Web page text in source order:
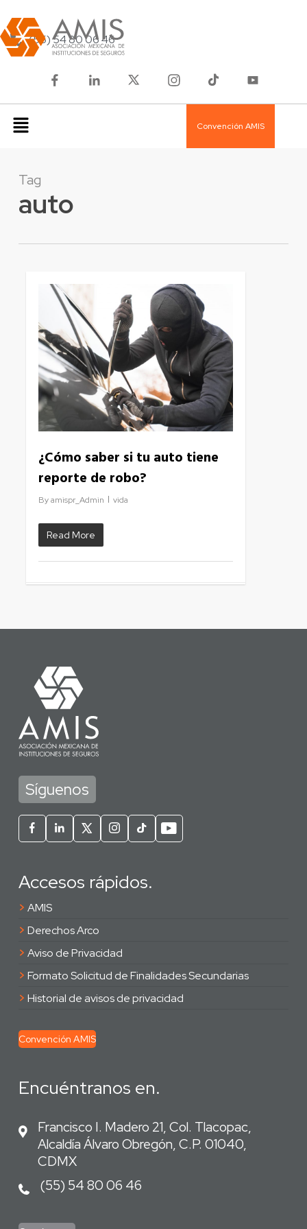
(55) 54 80 06 46
Convención AMIS
Tag
auto
¿Cómo saber si tu auto tiene
reporte de robo?
By amispr_Admin vida
Read More
Síguenos
Accesos rápidos.
> AMIS
> Derechos Arco
> Aviso de Privacidad
> Formato Solicitud de Finalidades Secundarias
> Historial de avisos de privacidad
Convención AMIS
Encuéntranos en.
Francisco I. Madero 21, Col. Tlacopac,
Alcaldía Álvaro Obregón, C.P. 01040,
CDMX
(55) 54 80 06 46